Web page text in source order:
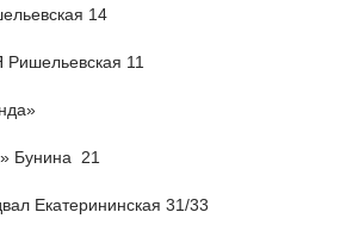
14
11
Бунина 21
Екатерининская 31/33